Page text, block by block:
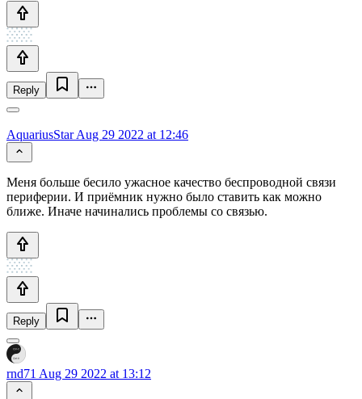
Reply
AquariusStarAug 29 2022 at 12:46
Меня больше бесило ужасное качество беспроводной связи
периферии. И приёмник нужно было ставить как можно
ближе. Иначе начинались проблемы со связью.
Reply
rnd71 Aug 29 2022 at 13:12